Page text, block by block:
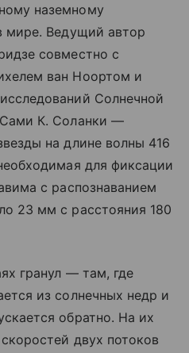
наземному
мире. Ведущий автор
совместно с
ван Ноортом и
Солнечной
К. Соланки —
на длине волны 416
для фиксации
с распознаванием
23 мм с расстояния 180
гранул — там, где
из солнечных недр и
обратно. На их
двух потоков